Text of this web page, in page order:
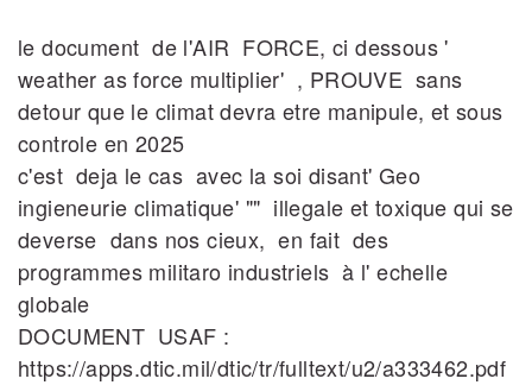
le document de l'AIR FORCE, ci dessous '
weather as force multiplier' , PROUVE sans
detour que le climat devra etre manipule, et sous
controle en 2025
c'est deja le cas avec la soi disant' Geo
ingieneurie climatique' "" illegale et toxique qui se
deverse dans nos cieux, en fait des
programmes militaro industriels à l' echelle
globale
DOCUMENT USAF :
https://apps.dtic.mil/dtic/tr/fulltext/u2/a333462.pdf